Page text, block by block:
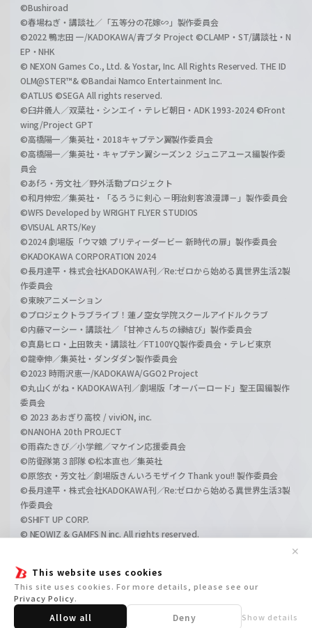
This website uses cookies
This site uses cookies. For more details, please see our
Privacy Policy.
Allow all Deny Show details
✕
©Bushiroad
©春場ねぎ・講談社／「五等分の花嫁∽」製作委員会
©2022 鴨志田 一/KADOKAWA/青ブタ Project ©CLAMP・ST/講談社・N
EP・NHK
© NEXON Games Co., Ltd. & Yostar, Inc. All Rights Reserved. THE ID
OLM@STER™& ©Bandai Namco Entertainment Inc.
©ATLUS ©SEGA All rights reserved.
©臼井儀人／双葉社・シンエイ・テレビ朝日・ADK 1993-2024 ©Front
wing/Project GPT
©高橋陽一／集英社・2018キャプテン翼製作委員会
©高橋陽一／集英社・キャプテン翼シーズン２ ジュニアユース編製作委
員会
©あfろ・芳文社／野外活動プロジェクト
©和月伸宏／集英社・「るろうに剣心 －明治剣客浪漫譚－」製作委員会
©WFS Developed by WRIGHT FLYER STUDIOS
©VISUAL ARTS/Key
©2024 劇場版「ウマ娘 プリティーダービー 新時代の扉」製作委員会
©KADOKAWA CORPORATION 2024
©長月達平・株式会社KADOKAWA刊／Re:ゼロから始める異世界生活2製
作委員会
©東映アニメーション
©プロジェクトラブライブ！蓮ノ空女学院スクールアイドルクラブ
©内藤マーシー・講談社／「甘神さんちの縁結び」製作委員会
©真島ヒロ・上田敦夫・講談社／FT100YQ製作委員会・テレビ東京
©龍幸伸／集英社・ダンダダン製作委員会
©2023 時雨沢恵一/KADOKAWA/GGO2 Project
©丸山くがね・KADOKAWA刊／劇場版「オーバーロード」聖王国編製作
委員会
© 2023 あおぎり高校 / viviON, inc.
©NANOHA 20th PROJECT
©雨森たきび／小学館／マケイン応援委員会
©防衛隊第３部隊 ©松本直也／集英社
©原悠衣・芳文社／劇場版きんいろモザイク Thank you!! 製作委員会
©長月達平・株式会社KADOKAWA刊／Re:ゼロから始める異世界生活3製
作委員会
©SHIFT UP CORP.
© NEOWIZ & GAMFS N inc. All rights reserved.
©GIRLS und PANZER Film Projekt
©GIRLS und PANZER Finale Projekt